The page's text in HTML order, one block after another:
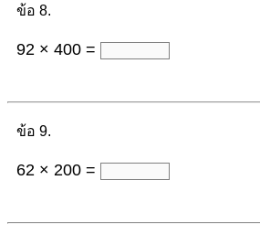
ข้อ 8.
92 × 400 =
ข้อ 9.
62 × 200 =